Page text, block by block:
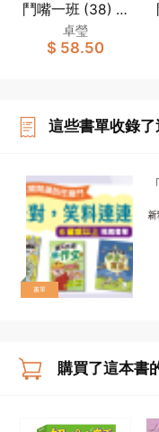
鬥嘴一班 (38) AI
造假反擊戰
卓瑩
$ 58.50
這些書單收錄
書單
購買了這本書